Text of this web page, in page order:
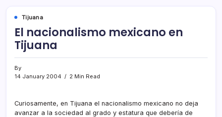
Tijuana
El nacionalismo mexicano en
Tijuana
By
14 January 2004
2 Min Read
Curiosamente, en Tijuana el nacionalismo mexicano no deja
avanzar a la sociedad al grado y estatura que deberí­a de